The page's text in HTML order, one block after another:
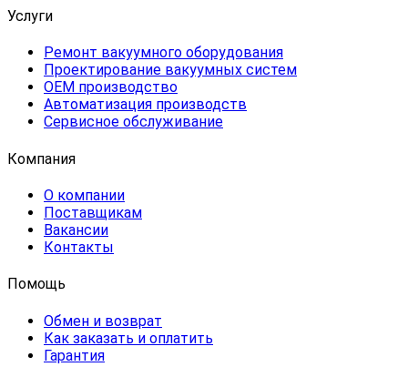
Услуги
Ремонт вакуумного оборудования
Проектирование вакуумных систем
OEM производство
Автоматизация производств
Сервисное обслуживание
Компания
О компании
Поставщикам
Вакансии
Контакты
Помощь
Обмен и возврат
Как заказать и оплатить
Гарантия